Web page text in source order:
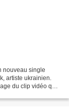
nouveau single
artiste ukrainien.
du clip vidéo qui